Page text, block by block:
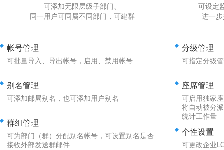
可添加无限层级子部门、
同一用户可同属不同部门，可建群
帐号管理
可批量导入、导出帐号，启用、禁用帐号
别名管理
可添加邮局别名，也可添加用户别名
群组管理
可为部门（群）分配别名帐号，可设置别名是否
接收外部发送群邮件
可设定
进一
分级管理
可指定分级
座席管理
可启用独家
将自动被分
统计工作量
个性设置
可更改企业